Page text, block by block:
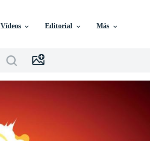
Vídeos Editorial Más